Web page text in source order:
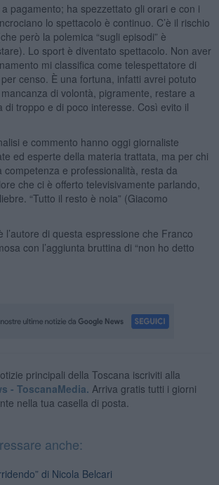
pagamento; ha spezzettato gli orari e con i
lo spettacolo è continuo. C’è il rischio
però la polemica “sugli episodi” è
Lo sport è diventato spettacolo. Non aver
mi classifica come telespettatore di
censo. È una fortuna, infatti avrei potuto
di volontà, pigramente, restare a
di troppo e di poco interesse. Così evito il
e commento hanno oggi giornaliste
ed esperte della materia trattata, ma per chi
competenza e professionalità, resta da
che ci è offerto televisivamente parlando,
“Tutto il resto è noia” (Giacomo
l’autore di questa espressione che Franco
con l’aggiunta bruttina di “non ho detto
principali della Toscana iscriviti alla
- ToscanaMedia. Arriva gratis tutti i giorni
nella tua casella di posta.
anche:
di Nicola Belcari